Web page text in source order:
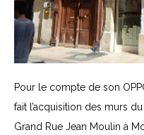
Pour le compte de son
fait l’acquisition des murs
Grand Rue Jean Moulin à